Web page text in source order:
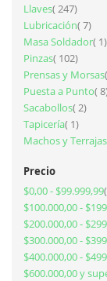
Llaves 247artículos
Lubricación 7
Masa Soldador 1
Pinzas 102artículos
Prensas y Morsas
Puesta a Punto 8
Sacabollos 2
Tapicería 1artículo
Machos y Terrajas
Precio
$0,00- $99.999,99
$100.000,00-
$200.000,00-
$300.000,00-
$400.000,00-
$600.000,00y